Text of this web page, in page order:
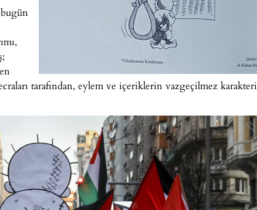
tarafından, eylem ve içeriklerin vazgeçilmez karakteri